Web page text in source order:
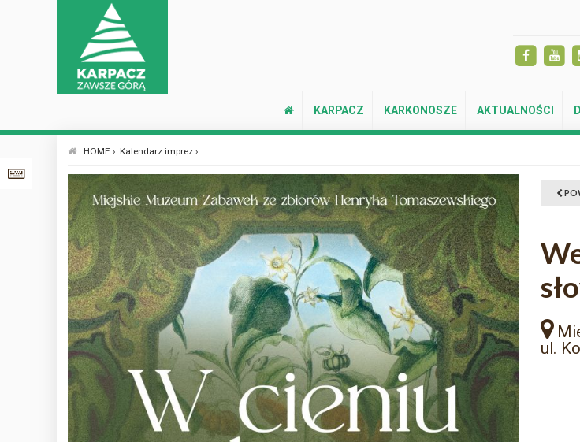
KARPACZ KARKONOSZE AKTUALNOŚCI
HOME › Kalendarz imprez ›
ul.